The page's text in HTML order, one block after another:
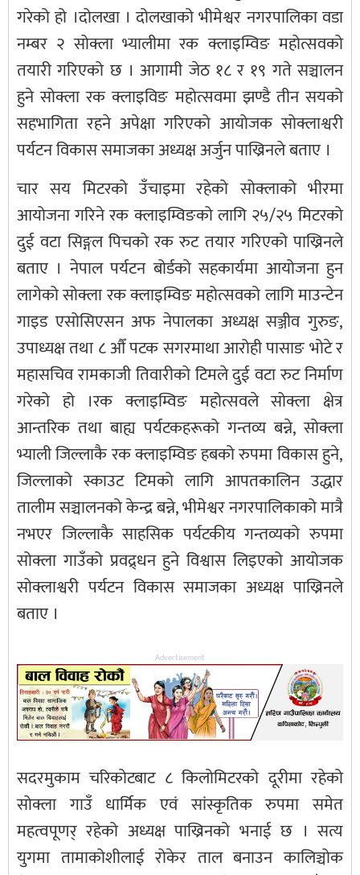
गरेको हो ।दोलखा । दोलखाको भीमेश्वर नगरपालिका वडा
नम्बर २ सोक्ला भ्यालीमा रक क्लाइम्विङ महोत्सवको
तयारी गरिएको छ । आगामी जेठ १८ र १९ गते सञ्चालन
हुने सोक्ला रक क्लाइविङ महोत्सवमा झण्डै तीन सयको
सहभागिता रहने अपेक्षा गरिएको आयोजक सोक्लाश्वरी
पर्यटन विकास समाजका अध्यक्ष अर्जुन पाख्रिनले बताए ।
चार सय मिटरको उँचाइमा रहेको सोक्लाको भीरमा
आयोजना गरिने रक क्लाइम्विङको लागि २५/२५ मिटरको
दुई वटा सिङ्गल पिचको रक रुट तयार गरिएको पाख्रिनले
बताए । नेपाल पर्यटन बोर्डको सहकार्यमा आयोजना हुन
लागेको सोक्ला रक क्लाइम्विङ महोत्सवको लागि माउन्टेन
गाइड एसोसिएसन अफ नेपालका अध्यक्ष सञ्जीव गुरुङ,
उपाध्यक्ष तथा ८ औँ पटक सगरमाथा आरोही पासाङ भोटे र
महासचिव रामकाजी तिवारीको टिमले दुई वटा रुट निर्माण
गरेको हो ।रक क्लाइम्विङ महोत्सवले सोक्ला क्षेत्र
आन्तरिक तथा बाह्य पर्यटकहरूको गन्तव्य बन्ने, सोक्ला
भ्याली जिल्लाकै रक क्लाइम्विङ हबको रुपमा विकास हुने,
जिल्लाको स्काउट टिमको लागि आपतकालिन उद्धार
तालीम सञ्चालनको केन्द्र बन्ने, भीमेश्वर नगरपालिकाको मात्रै
नभएर जिल्लाकै साहसिक पर्यटकीय गन्तव्यको रुपमा
सोक्ला गाउँको प्रवद्र्धन हुने विश्वास लिइएको आयोजक
सोक्लाश्वरी पर्यटन विकास समाजका अध्यक्ष पाख्रिनले
बताए ।
Advertisement
सदरमुकाम चरिकोटबाट ८ किलोमिटरको दूरीमा रहेको
सोक्ला गाउँ धार्मिक एवं सांस्कृतिक रुपमा समेत
महत्वपूणर् रहेको अध्यक्ष पाख्रिनको भनाई छ । सत्य
युगमा तामाकोशीलाई रोकेर ताल बनाउन कालिञ्चोक